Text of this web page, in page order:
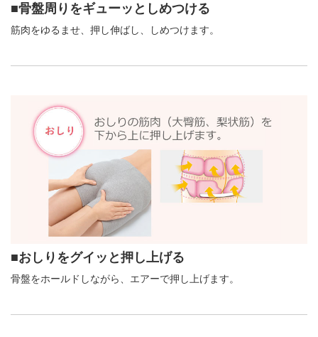
■骨盤周りをギューッとしめつける
筋肉をゆるませ、押し伸ばし、しめつけます。
■おしりをグイッと押し上げる
骨盤をホールドしながら、エアーで押し上げます。